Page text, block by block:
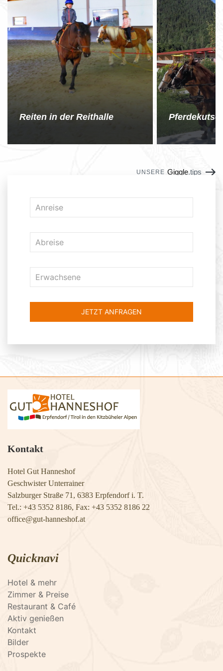
Reiten in der Reithalle
UNSERE Giggle.tips
Kontakt
Hotel Gut Hanneshof
Geschwister Unterrainer
Salzburger Straße 71, 6383 Erpfendorf i. T.
Tel.: +43 5352 8186, Fax: +43 5352 8186 22
​​​​​​​office@gut-hanneshof.at
Quicknavi
Hotel & mehr
Zimmer & Preise
Restaurant & Café
Aktiv genießen
Kontakt
Bilder
Prospekte